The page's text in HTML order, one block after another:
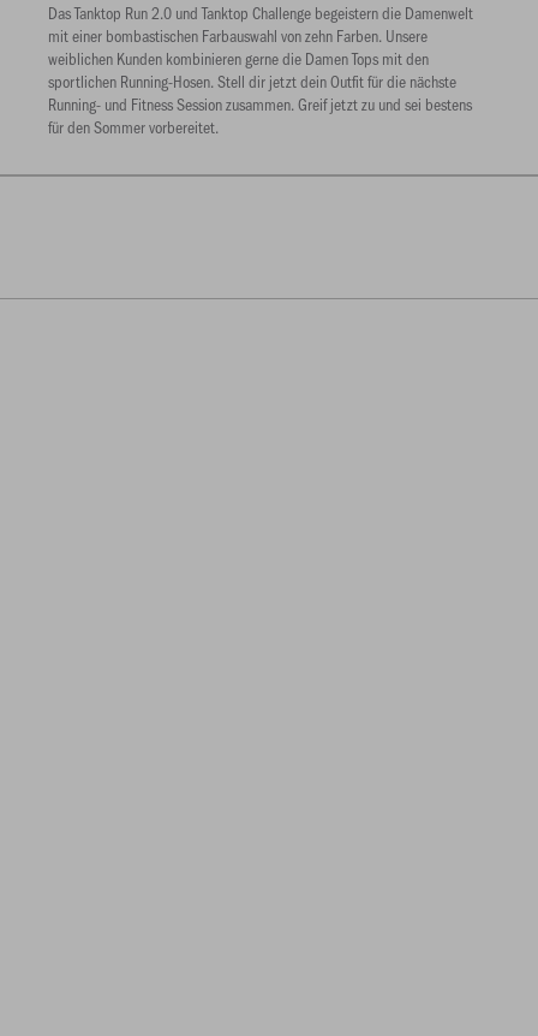
Das Tanktop Run 2.0 und Tanktop Challenge begeistern die Damenwelt
mit einer bombastischen Farbauswahl von zehn Farben. Unsere
weiblichen Kunden kombinieren gerne die Damen Tops mit den
sportlichen Running-Hosen. Stell dir jetzt dein Outfit für die nächste
Running- und Fitness Session zusammen. Greif jetzt zu und sei bestens
für den Sommer vorbereitet.